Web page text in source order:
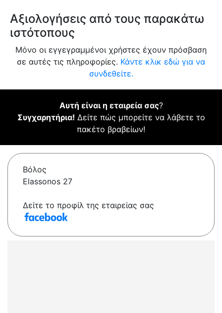
Αξιολογήσεις από τους παρακάτω
ιστότοπους
Μόνο οι εγγεγραμμένοι χρήστες έχουν πρόσβαση
σε αυτές τις πληροφορίες. Κάντε κλικ εδώ για να
συνδεθείτε.
Αυτή είναι η εταιρεία σας?
Συγχαρητήρια! Δείτε πώς μπορείτε να λάβετε το
πακέτο βραβείων!
Βόλος
Elassonos 27
Δείτε το προφίλ της εταιρείας σας